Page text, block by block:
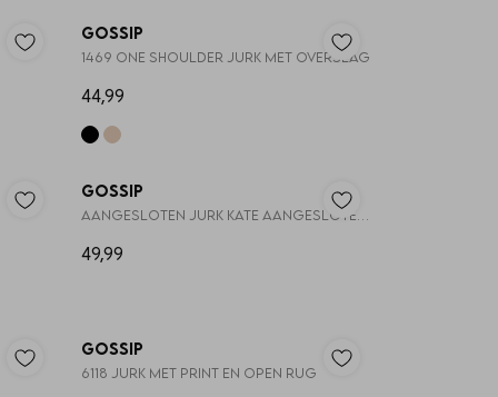
Gossip
1469 ONE SHOULDER JURK MET OVERSLAG
44,99
Gossip
AANGESLOTEN JURK KATE AANGESLOTEN JURK KATE
49,99
Gossip
6118 JURK MET PRINT EN OPEN RUG